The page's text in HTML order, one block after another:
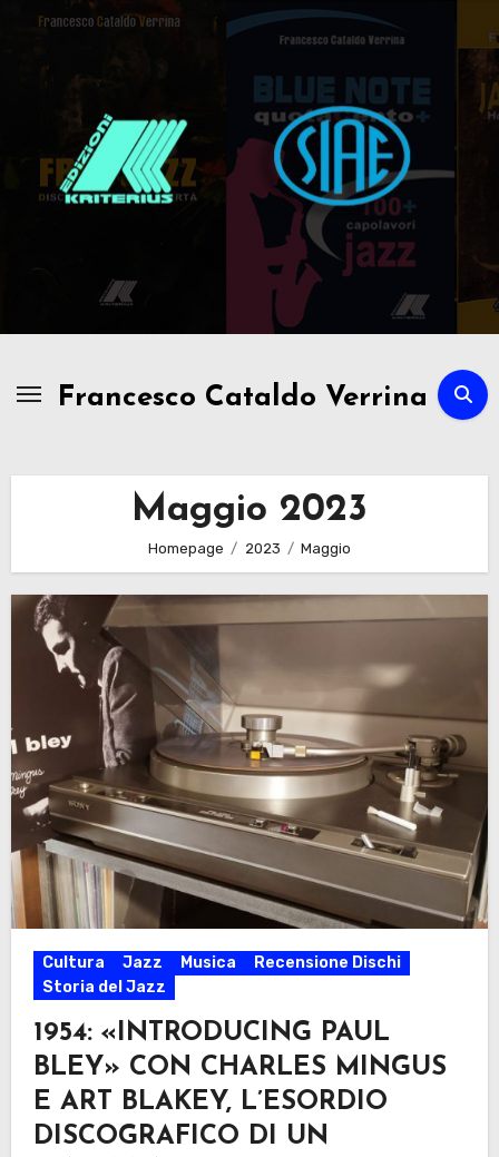
Passa
Francesco Cataldo Verrina
Maggio 2023
Homepage 2023 Maggio
Cultura Jazz Musica
Recensione Dischi
Storia del Jazz
1954: «INTRODUCING PAUL
BLEY» CON CHARLES MINGUS
E ART BLAKEY, L’ESORDIO
DISCOGRAFICO DI UN